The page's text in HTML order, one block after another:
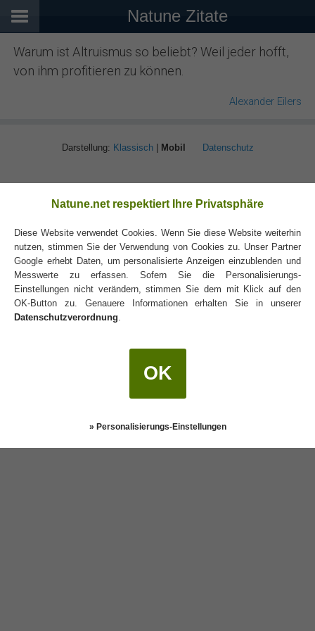
Natune Zitate
Warum ist Altruismus so beliebt? Weil jeder hofft,
von ihm profitieren zu können.
Alexander Eilers
Darstellung: Klassisch| Mobil Datenschutz
Natune.net respektiert Ihre Privatsphäre
Diese Website verwendet Cookies. Wenn Sie diese Website weiterhin
nutzen, stimmen Sie der Verwendung von Cookies zu. Unser Partner
Google erhebt Daten, um personalisierte Anzeigen einzublenden und
Messwerte zu erfassen. Sofern Sie die Personalisierungs-
Einstellungen nicht verändern, stimmen Sie dem mit Klick auf den
OK-Button zu. Genauere Informationen erhalten Sie in unserer
Datenschutzverordnung.
OK
» Personalisierungs-Einstellungen